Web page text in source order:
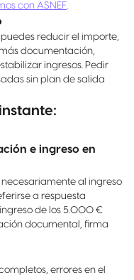
con ASNEF.
reducir el importe,
documentación,
ingresos. Pedir
sin plan de salida
e ingreso en
al ingreso
a respuesta
de los 5.000 €
documental, firma
errores en el